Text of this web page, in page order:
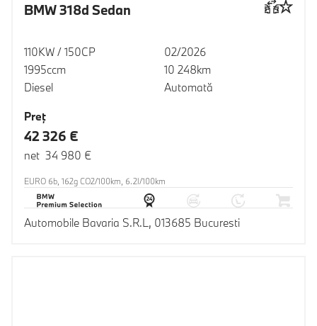
BMW 318d Sedan
110KW / 150CP
1995ccm
Diesel
02/2026
10 248km
Automată
Preţ
42 326 €
net 34 980 €
EURO 6b, 162g CO2/100km, 6.2l/100km
Automobile Bavaria S.R.L, 013685 Bucuresti